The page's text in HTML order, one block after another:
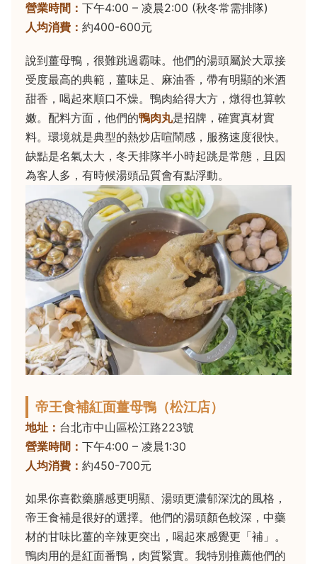
營業時間： 下午4:00 – 凌晨2:00 (秋冬常需排隊)
人均消費： 約400-600元
說到薑母鴨，很難跳過霸味。他們的湯頭屬於大眾接
受度最高的典範，薑味足、麻油香，帶有明顯的米酒
甜香，喝起來順口不燥。鴨肉給得大方，燉得也算軟
嫩。配料方面，他們的鴨肉丸是招牌，確實真材實
料。環境就是典型的熱炒店喧鬧感，服務速度很快。
缺點是名氣太大，冬天排隊半小時起跳是常態，且因
為客人多，有時候湯頭品質會有點浮動。
帝王食補紅面薑母鴨（松江店）
地址： 台北市中山區松江路223號
營業時間： 下午4:00 – 凌晨1:30
人均消費： 約450-700元
如果你喜歡藥膳感更明顯、湯頭更濃郁深沈的風格，
帝王食補是很好的選擇。他們的湯頭顏色較深，中藥
材的甘味比薑的辛辣更突出，喝起來感覺更「補」。
鴨肉用的是紅面番鴨，肉質緊實。我特別推薦他們的